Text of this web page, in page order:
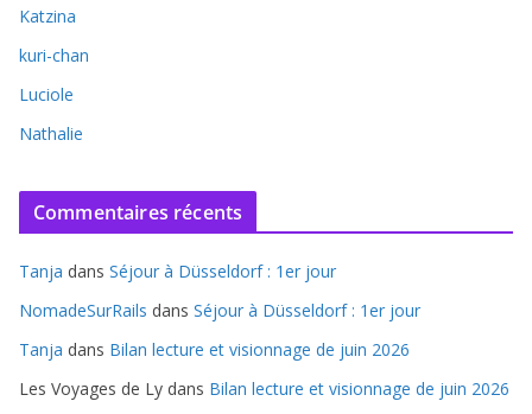
Katzina
kuri-chan
Luciole
Nathalie
Commentaires récents
Tanja dans Séjour à Düsseldorf : 1er jour
NomadeSurRails dans Séjour à Düsseldorf : 1er jour
Tanja dans Bilan lecture et visionnage de juin 2026
Les Voyages de Ly dans Bilan lecture et visionnage de juin 2026